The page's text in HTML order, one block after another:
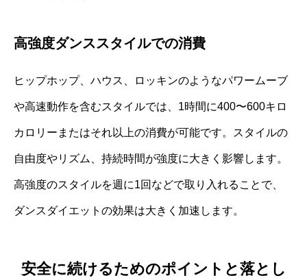
高強度ダンススタイルでの消費
ヒップホップ、ハウス、ロッキンのようなパワームーブ
や高速動作を含むスタイルでは、1時間に400〜600キロ
カロリーまたはそれ以上の消費が可能です。スタイルの
自由度やリズム、持続時間が強度に大きく影響します。
高強度のスタイルを週に1回などで取り入れることで、
ダンスダイエットの効果は大きく加速します。
安全に続けるためのポイントと落とし